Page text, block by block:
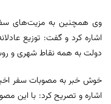
وی همچنین به مزیت‌های
اشاره کرد و گفت: توزیع
دولت به همه نقاط شهری و
خوش خبر به مصوبات سفر
اشاره و تصریح کرد: با این